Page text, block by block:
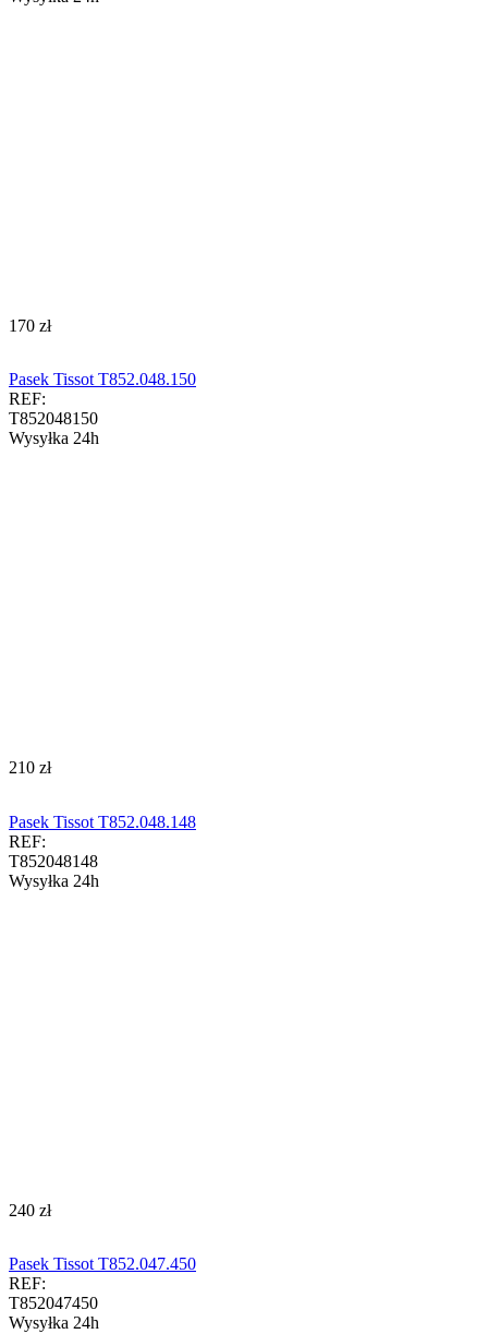
‍170‍ zł
Pasek Tissot T852.048.150
REF:
T852048150
Wysyłka 24h
‍210‍ zł
Pasek Tissot T852.048.148
REF:
T852048148
Wysyłka 24h
‍240‍ zł
Pasek Tissot T852.047.450
REF:
T852047450
Wysyłka 24h